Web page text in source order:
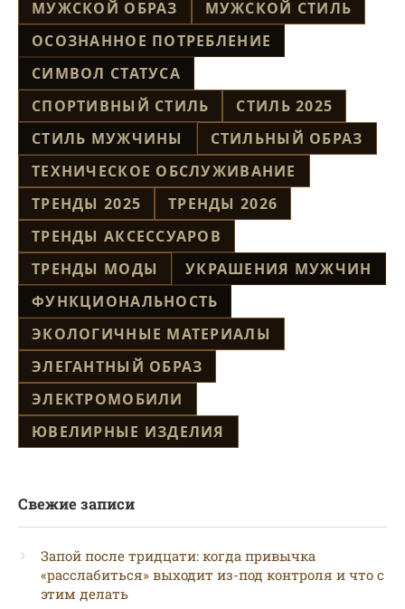
МУЖСКОЙ ОБРАЗ
МУЖСКОЙ СТИЛЬ
ОСОЗНАННОЕ ПОТРЕБЛЕНИЕ
СИМВОЛ СТАТУСА
СПОРТИВНЫЙ СТИЛЬ
СТИЛЬ 2025
СТИЛЬ МУЖЧИНЫ
СТИЛЬНЫЙ ОБРАЗ
ТЕХНИЧЕСКОЕ ОБСЛУЖИВАНИЕ
ТРЕНДЫ 2025
ТРЕНДЫ 2026
ТРЕНДЫ АКСЕССУАРОВ
ТРЕНДЫ МОДЫ
УКРАШЕНИЯ МУЖЧИН
ФУНКЦИОНАЛЬНОСТЬ
ЭКОЛОГИЧНЫЕ МАТЕРИАЛЫ
ЭЛЕГАНТНЫЙ ОБРАЗ
ЭЛЕКТРОМОБИЛИ
ЮВЕЛИРНЫЕ ИЗДЕЛИЯ
Свежие записи
Запой после тридцати: когда привычка
«расслабиться» выходит из-под контроля и что с
этим делать